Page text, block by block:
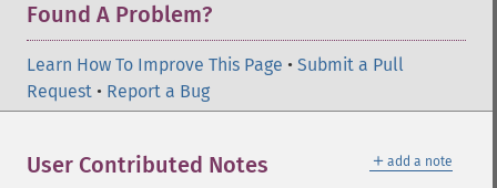
Found A Problem?
Learn How To Improve This Page • Submit a Pull
Request • Report a Bug
＋ add a note
User Contributed Notes